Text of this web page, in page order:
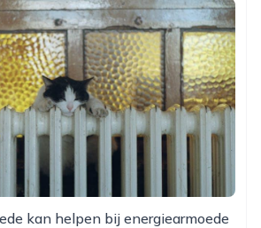
kan helpen bij energiearmoede